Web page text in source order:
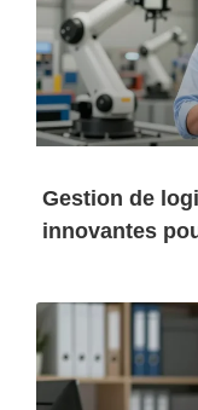
Gestion de
innovantes